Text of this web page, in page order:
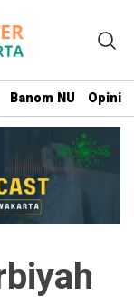
Banom NU Opini